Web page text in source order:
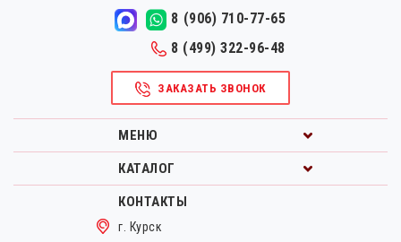
8 (906) 710-77-65
8 (499) 322-96-48
ЗАКАЗАТЬ ЗВОНОК
МЕНЮ
КАТАЛОГ
КОНТАКТЫ
г. Курск